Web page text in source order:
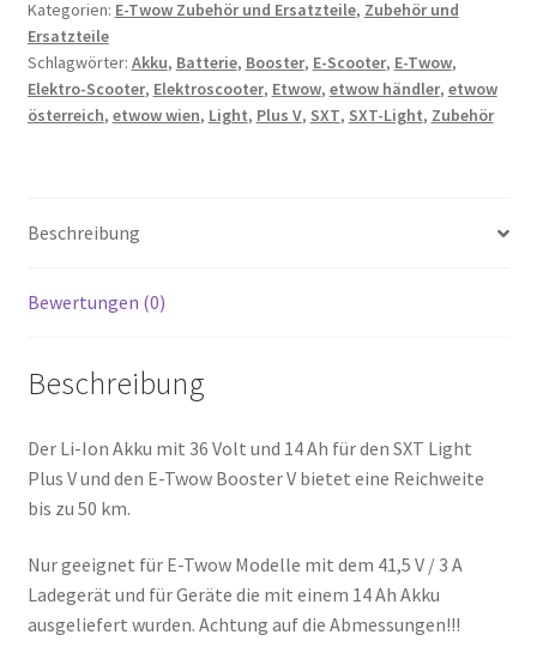
Kategorien: E-Twow Zubehör und Ersatzteile, Zubehör und
Ersatzteile
Schlagwörter: Akku, Batterie, Booster, E-Scooter, E-Twow,
Elektro-Scooter, Elektroscooter, Etwow, etwow händler, etwow
österreich, etwow wien, Light, Plus V, SXT, SXT-Light, Zubehör
Beschreibung
Bewertungen (0)
Beschreibung
Der Li-Ion Akku mit 36 Volt und 14 Ah für den SXT Light
Plus V und den E-Twow Booster V bietet eine Reichweite
bis zu 50 km.
Nur geeignet für E-Twow Modelle mit dem 41,5 V / 3 A
Ladegerät und für Geräte die mit einem 14 Ah Akku
ausgeliefert wurden. Achtung auf die Abmessungen!!!